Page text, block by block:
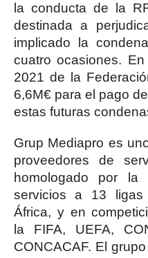
la conducta de la
destinada a
implicado la
cuatro ocasiones.
2021 de la
6,6M€ para el pago
estas futuras
Grup Mediapro es
proveedores de
homologado por la
servicios a 13
África, y en
la FIFA, UEFA,
CONCACAF. El